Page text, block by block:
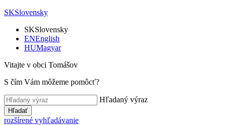
SKSlovensky
SKSlovensky
ENEnglish
HUMagyar
Vitajte v obci Tomášov
S čím Vám môžeme pomôcť?
Hľadaný výraz
Hľadať
rozšírené vyhľadávanie